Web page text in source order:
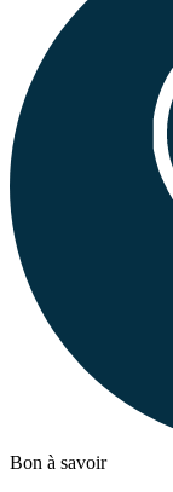
Bon à savoir